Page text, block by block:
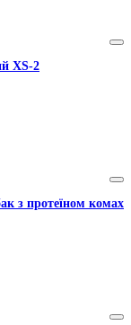
XS-2
з протеїном комах